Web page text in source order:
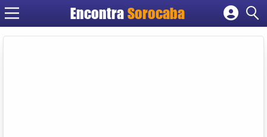
EncontraSorocaba
Cadastrar empresa